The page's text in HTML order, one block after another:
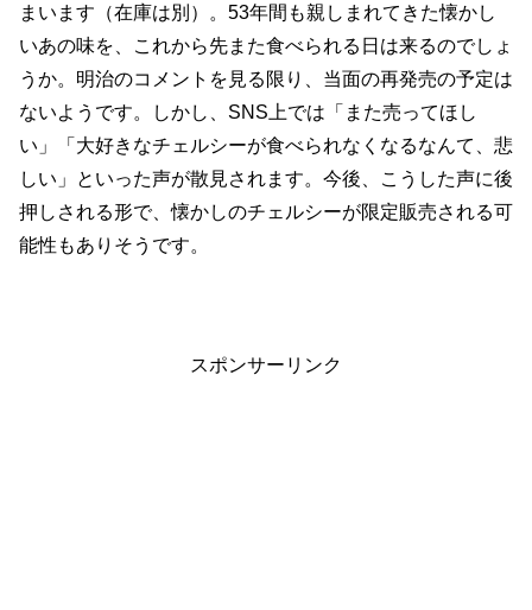
まいます（在庫は別）。53年間も親しまれてきた懐かし
いあの味を、これから先また食べられる日は来るのでしょ
うか。明治のコメントを見る限り、当面の再発売の予定は
ないようです。しかし、SNS上では「また売ってほし
い」「大好きなチェルシーが食べられなくなるなんて、悲
しい」といった声が散見されます。今後、こうした声に後
押しされる形で、懐かしのチェルシーが限定販売される可
能性もありそうです。
スポンサーリンク